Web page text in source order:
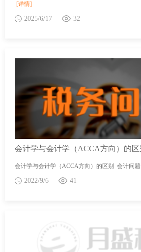
[详情]
2025/6/17 32
会计学与会计学（ACCA方向）的区
会计学与会计学（ACCA方向）的区别 会计问
2022/9/6 41